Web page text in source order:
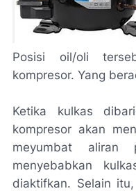
Posisi oil/oli
kompresor. Yang
Ketika kulkas
kompresor akan
meyumbat
menyebabkan
diaktifkan. Selain